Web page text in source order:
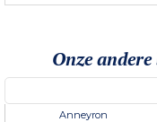
Onze
Anneyron